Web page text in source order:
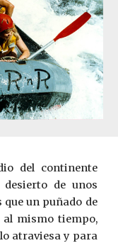
del continente
de unos
un puñado de
al mismo tiempo,
atraviesa y para